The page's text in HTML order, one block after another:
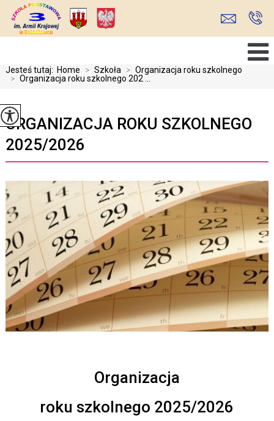
Jesteś tutaj: Home > Szkoła > Organizacja roku szkolnego
> Organizacja roku szkolnego 202 ...
ORGANIZACJA ROKU SZKOLNEGO
2025/2026
Organizacja
roku szkolnego 2025/2026